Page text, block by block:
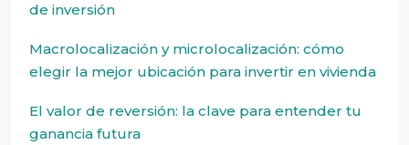
de inversión
Macrolocalización y microlocalización: cómo
elegir la mejor ubicación para invertir en vivienda
El valor de reversión: la clave para entender tu
ganancia futura